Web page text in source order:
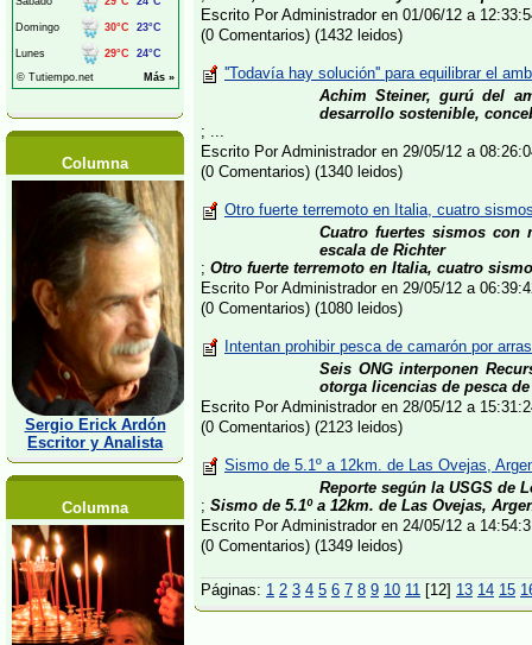
Columna
Sergio Erick Ardón
Escritor y Analista
Columna
Escrito Por Administrador en 01/06/12 a
(0 Comentarios) (1432 leidos)
''Todavía hay solución'' para equilibrar el
Achim Steiner, gurú del
desarrollo sostenible,
; ...
Escrito Por Administrador en 29/05/12 a
(0 Comentarios) (1340 leidos)
Otro fuerte terremoto en Italia, cuatro
Cuatro fuertes sismos
escala de Richter
; Otro fuerte terremoto en Italia, cuatro
Escrito Por Administrador en 29/05/12 a
(0 Comentarios) (1080 leidos)
Intentan prohibir pesca de camarón por
Seis ONG interponen
otorga licencias de pesca
Escrito Por Administrador en 28/05/12 a
(0 Comentarios) (2123 leidos)
Sismo de 5.1º a 12km. de Las Ovejas,
Reporte según la USGS de
; Sismo de 5.1º a 12km. de Las Ovejas,
Escrito Por Administrador en 24/05/12 a
(0 Comentarios) (1349 leidos)
Páginas: 1 2 3 4 5 6 7 8 9 10 11 [12] 13 14 15